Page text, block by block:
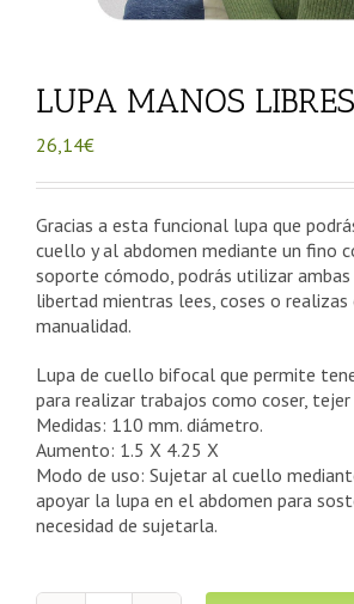
LUPA MANOS LIBRES
26,14€
Gracias a esta funcional lupa que
cuello y al abdomen mediante un fino
soporte cómodo, podrás utilizar
libertad mientras lees, coses o realizas
manualidad.
Lupa de cuello bifocal que permite
para realizar trabajos como coser, tejer
Medidas: 110 mm. diámetro.
Aumento: 1.5 X 4.25 X
Modo de uso: Sujetar al cuello
apoyar la lupa en el abdomen para
necesidad de sujetarla.